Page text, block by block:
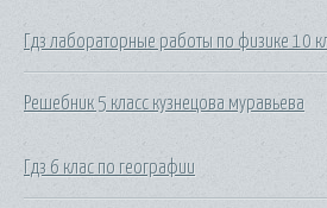
Гдз лабораторные работы по физике 10
Решебник 5 класс кузнецова муравьева
Гдз 6 клас по географии